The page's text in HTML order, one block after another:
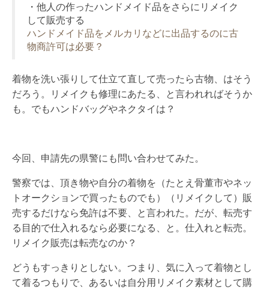
・他人の作ったハンドメイド品をさらにリメイク
して販売する
ハンドメイド品をメルカリなどに出品するのに古
物商許可は必要？
着物を洗い張りして仕立て直して売ったら古物、はそう
だろう。リメイクも修理にあたる、と言われればそうか
も。でもハンドバッグやネクタイは？
今回、申請先の県警にも問い合わせてみた。
警察では、頂き物や自分の着物を（たとえ骨董市やネッ
トオークションで買ったものでも）（リメイクして）販
売するだけなら免許は不要、と言われた。だが、転売す
る目的で仕入れるなら必要になる、と。仕入れと転売。
リメイク販売は転売なのか？
どうもすっきりとしない。つまり、気に入って着物とし
て着るつもりで、あるいは自分用リメイク素材として購